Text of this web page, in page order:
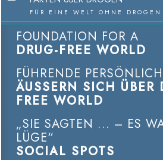
FÜR EINE WELT OHNE DROGEN
FOUNDATION FOR A
DRUG-FREE WORLD
FÜHRENDE
ÄUSSERN SICH ÜBER
FREE WORLD
„SIE SAGTEN ... – ES
LÜGE“
SOCIAL SPOTS